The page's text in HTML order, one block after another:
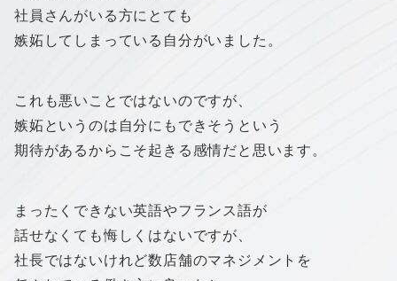
社員さんがいる方にとても
嫉妬してしまっている自分がいました。
これも悪いことではないのですが、
嫉妬というのは自分にもできそうという
期待があるからこそ起きる感情だと思います。
まったくできない英語やフランス語が
話せなくても悔しくはないですが、
社長ではないけれど数店舗のマネジメントを